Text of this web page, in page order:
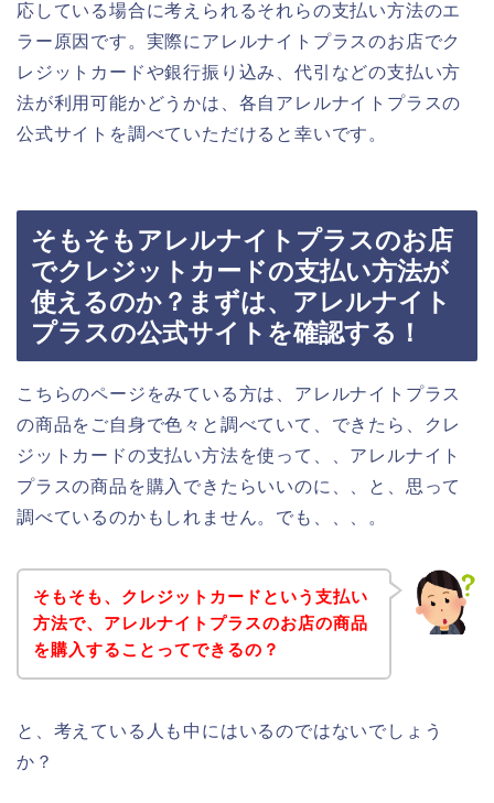
応している場合に考えられるそれらの支払い方法のエ
ラー原因です。実際にアレルナイトプラスのお店でク
レジットカードや銀行振り込み、代引などの支払い方
法が利用可能かどうかは、各自アレルナイトプラスの
公式サイトを調べていただけると幸いです。
そもそもアレルナイトプラスのお店
でクレジットカードの支払い方法が
使えるのか？まずは、アレルナイト
プラスの公式サイトを確認する！
こちらのページをみている方は、アレルナイトプラス
の商品をご自身で色々と調べていて、できたら、クレ
ジットカードの支払い方法を使って、、アレルナイト
プラスの商品を購入できたらいいのに、、と、思って
調べているのかもしれません。でも、、、。
そもそも、クレジットカードという支払い
方法で、アレルナイトプラスのお店の商品
を購入することってできるの？
と、考えている人も中にはいるのではないでしょう
か？